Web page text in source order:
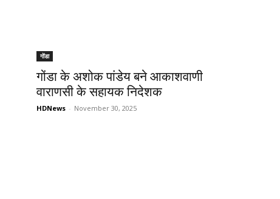
गोंडा
गोंडा के अशोक पांडेय बने आकाशवाणी
वाराणसी के सहायक निदेशक
HDNews - November 30, 2025